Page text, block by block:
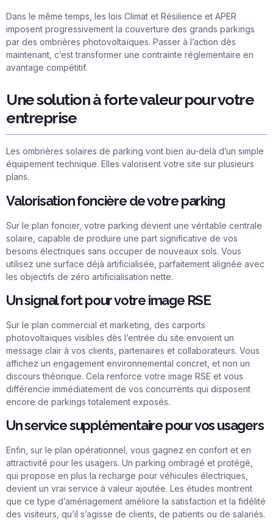
Dans le même temps, les lois Climat et Résilience et APER
imposent progressivement la couverture des grands parkings
par des ombrières photovoltaïques. Passer à l’action dès
maintenant, c’est transformer une contrainte réglementaire en
avantage compétitif.
Une solution à forte valeur pour votre
entreprise
Les ombrières solaires de parking vont bien au-delà d’un simple
équipement technique. Elles valorisent votre site sur plusieurs
plans.
Valorisation foncière de votre parking
Sur le plan foncier, votre parking devient une véritable centrale
solaire, capable de produire une part significative de vos
besoins électriques sans occuper de nouveaux sols. Vous
utilisez une surface déjà artificialisée, parfaitement alignée avec
les objectifs de zéro artificialisation nette.
Un signal fort pour votre image RSE
Sur le plan commercial et marketing, des carports
photovoltaïques visibles dès l’entrée du site envoient un
message clair à vos clients, partenaires et collaborateurs. Vous
affichez un engagement environnemental concret, et non un
discours théorique. Cela renforce votre image RSE et vous
différencie immédiatement de vos concurrents qui disposent
encore de parkings totalement exposés.
Un service supplémentaire pour vos usagers
Enfin, sur le plan opérationnel, vous gagnez en confort et en
attractivité pour les usagers. Un parking ombragé et protégé,
qui propose en plus la recharge pour véhicules électriques,
devient un vrai service à valeur ajoutée. Les études montrent
que ce type d’aménagement améliore la satisfaction et la fidélité
des visiteurs, qu’il s’agisse de clients, de patients ou de salariés.